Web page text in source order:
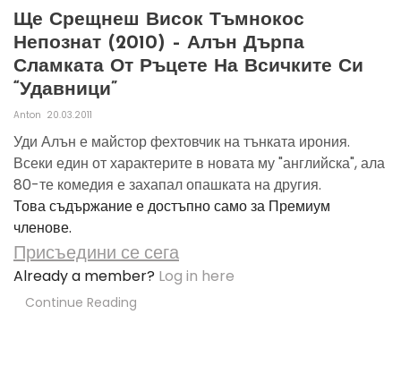
Ще Срещнеш Висок Тъмнокос
Непознат (2010) – Алън Дърпа
Сламката От Ръцете На Всичките Си
“удавници”
Anton 20.03.2011
Уди Алън е майстор фехтовчик на тънката ирония.
Всеки един от характерите в новата му "английска", ала
80-те комедия е захапал опашката на другия.
Това съдържание е достъпно само за Премиум
членове.
Присъедини се сега
Already a member? Log in here
Continue Reading